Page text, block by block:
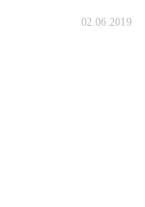
02.06.2019